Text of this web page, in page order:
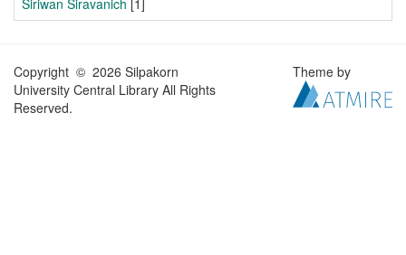
Siriwan Siravanich [1]
Copyright © 2026 Silpakorn
University Central Library All Rights
Reserved.
Theme by